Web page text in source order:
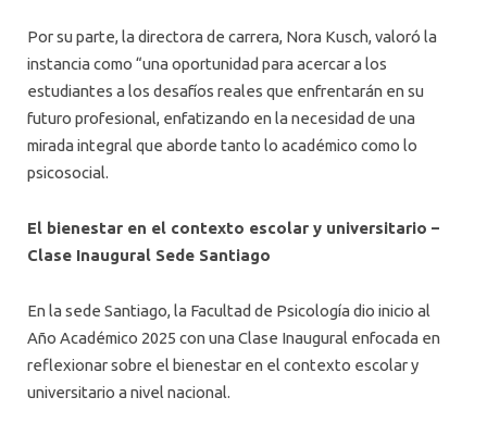
Por su parte, la directora de carrera, Nora Kusch, valoró la
instancia como “una oportunidad para acercar a los
estudiantes a los desafíos reales que enfrentarán en su
futuro profesional, enfatizando en la necesidad de una
mirada integral que aborde tanto lo académico como lo
psicosocial.
El bienestar en el contexto escolar y universitario –
Clase Inaugural Sede Santiago
En la sede Santiago, la Facultad de Psicología dio inicio al
Año Académico 2025 con una Clase Inaugural enfocada en
reflexionar sobre el bienestar en el contexto escolar y
universitario a nivel nacional.